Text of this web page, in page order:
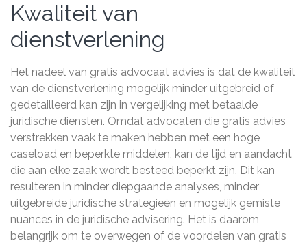
Kwaliteit van
dienstverlening
Het nadeel van gratis advocaat advies is dat de kwaliteit
van de dienstverlening mogelijk minder uitgebreid of
gedetailleerd kan zijn in vergelijking met betaalde
juridische diensten. Omdat advocaten die gratis advies
verstrekken vaak te maken hebben met een hoge
caseload en beperkte middelen, kan de tijd en aandacht
die aan elke zaak wordt besteed beperkt zijn. Dit kan
resulteren in minder diepgaande analyses, minder
uitgebreide juridische strategieën en mogelijk gemiste
nuances in de juridische advisering. Het is daarom
belangrijk om te overwegen of de voordelen van gratis